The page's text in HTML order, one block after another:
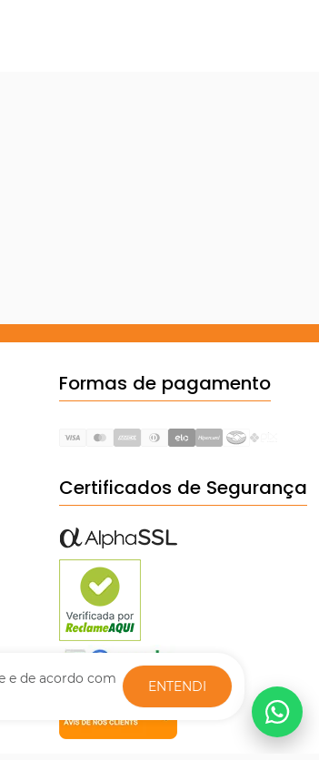
e de acordo com
ENTENDI
Formas de pagamento
Certificados de Segurança